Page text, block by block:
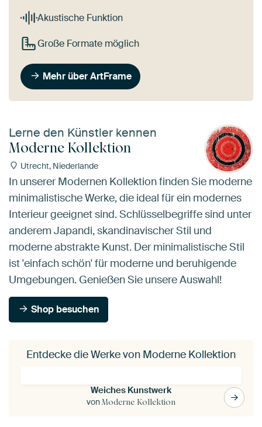
Akustische Funktion
Große Formate möglich
Mehr über ArtFrame
Lerne den Künstler kennen
Moderne Kollektion
Utrecht, Niederlande
In unserer Modernen Kollektion finden Sie moderne
minimalistische Werke, die ideal für ein modernes
Interieur geeignet sind. Schlüsselbegriffe sind unter
anderem Japandi, skandinavischer Stil und
moderne abstrakte Kunst. Der minimalistische Stil
ist 'einfach schön' für moderne und beruhigende
Umgebungen. Genießen Sie unsere Auswahl!
Shop besuchen
Entdecke die Werke von Moderne Kollektion
Weiches Kunstwerk
vonModerne Kollektion